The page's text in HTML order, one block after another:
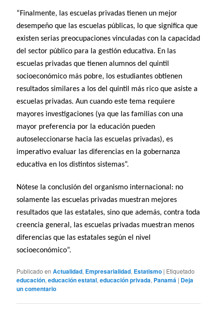
“Finalmente, las escuelas privadas tienen un mejor
desempeño que las escuelas públicas, lo que significa que
existen serias preocupaciones vinculadas con la capacidad
del sector público para la gestión educativa. En las
escuelas privadas que tienen alumnos del quintil
socioeconómico más pobre, los estudiantes obtienen
resultados similares a los del quintil más rico que asiste a
escuelas privadas. Aun cuando este tema requiere
mayores investigaciones (ya que las familias con una
mayor preferencia por la educación pueden
autoseleccionarse hacia las escuelas privadas), es
imperativo evaluar las diferencias en la gobernanza
educativa en los distintos sistemas”.
Nótese la conclusión del organismo internacional: no
solamente las escuelas privadas muestran mejores
resultados que las estatales, sino que además, contra toda
creencia general, las escuelas privadas muestran menos
diferencias que las estatales según el nivel
socioeconómico”.
Publicado en Actualidad, Empresarialidad, Estatismo | Etiquetado
educación,educación estatal,educación privada, Panamá | Deja
un comentario